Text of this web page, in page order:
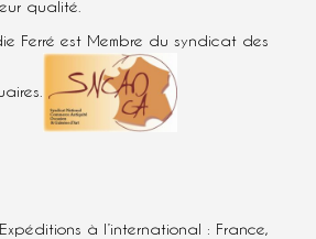
qualité.
Ferré est Membre du syndicat des
Expéditions à l’international : France,